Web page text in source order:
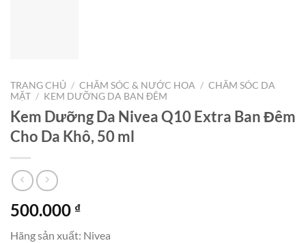
TRANG CHỦ / CHĂM SÓC & NƯỚC HOA / CHĂM SÓC DA
MẶT / KEM DƯỠNG DA BAN ĐÊM
Kem Dưỡng Da Nivea Q10 Extra Ban Đêm
Cho Da Khô, 50 ml
500.000 ₫
Hãng sản xuất: Nivea